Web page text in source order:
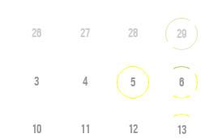
26 27 28 29
3 4 5 6
10 11 12 13